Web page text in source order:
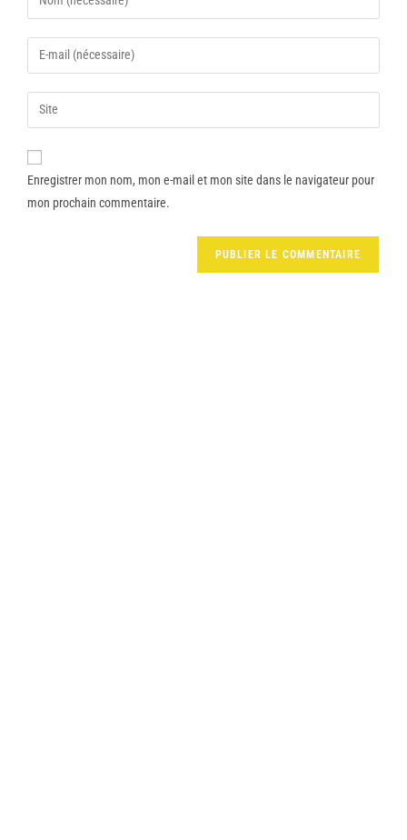
Enregistrer mon nom, mon e-mail et mon site dans le navigateur pour
mon prochain commentaire.